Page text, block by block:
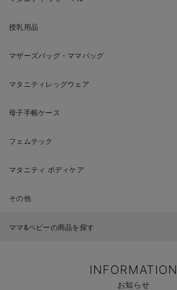
授乳用品
マザーズバッグ・ママバッグ
マタニティレッグウェア
母子手帳ケース
フェムテック
マタニティ ボディケア
その他
ママ&ベビーの商品を探す
INFORMATION
お知らせ